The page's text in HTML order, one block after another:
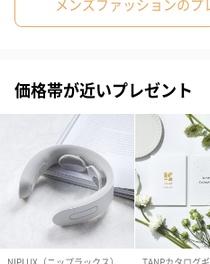
フラワーテディベア
（2,390円）
テデ
（
紅茶・コーヒー・スイーツ
メンズファッションの
価格帯が近いプレゼント